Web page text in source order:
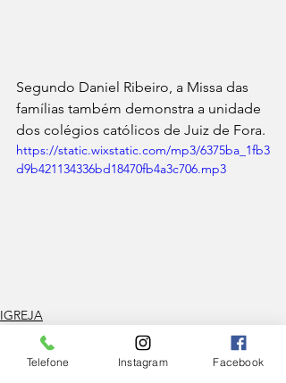
Segundo Daniel Ribeiro, a Missa das
famílias também demonstra a unidade
dos colégios católicos de Juiz de Fora.
https://static.wixstatic.com/mp3/6375ba_1fb3
d9b421134336bd18470fb4a3c706.mp3
IGREJA
Telefone Instagram Facebook